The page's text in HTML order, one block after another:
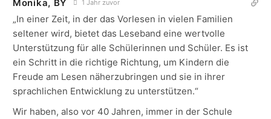
Monika, BY 1 Jahr zuvor
„In einer Zeit, in der das Vorlesen in vielen Familien
seltener wird, bietet das Leseband eine wertvolle
Unterstützung für alle Schülerinnen und Schüler. Es ist
ein Schritt in die richtige Richtung, um Kindern die
Freude am Lesen näherzubringen und sie in ihrer
sprachlichen Entwicklung zu unterstützen.“
Wir haben, also vor 40 Jahren, immer in der Schule